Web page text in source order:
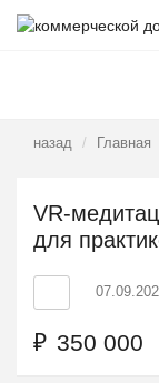
назад Главная
VR-
для
₽ 350 000